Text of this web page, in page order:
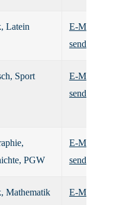
Latein
E-Mail
senden
Sport
E-Mail
senden
PGW
E-Mail
senden
Mathematik
E-Mail